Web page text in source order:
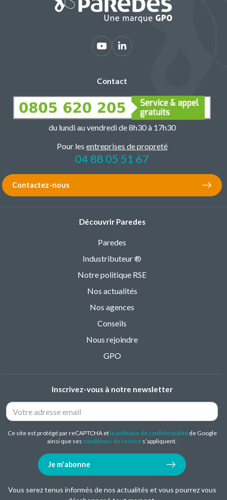
Contact
du lundi au vendredi de 8h30 à 17h30
Pour les entreprises de propreté
04 88 05 51 67
Contactez-nous
Découvrir Paredes
Paredes
Industributeur ®
Notre politique RSE
Nos actualités
Nos agences
Conseils
Nous rejoindre
GPO
Inscrivez-vous à notre newsletter
Ce site est protégé par reCAPTCHA et la politique de confidentialitéde Google
ainsi que ses conditions de service s’appliquent.
Je m'abonne
Vous serez tenus informés de nos actualités et vous pourrez vous